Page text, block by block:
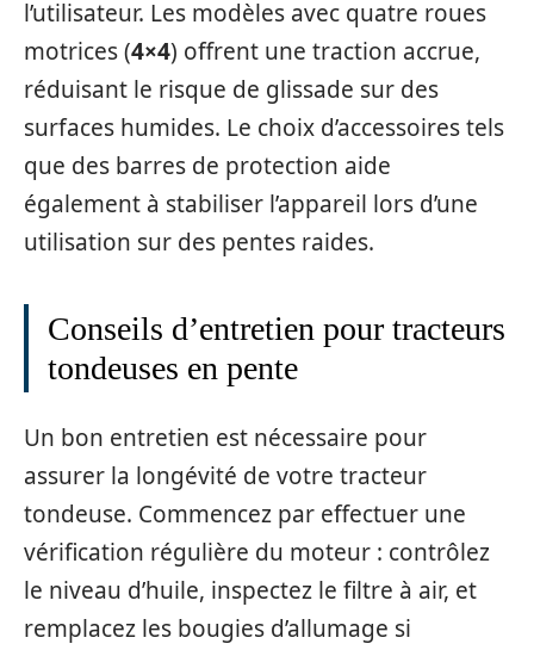
l’utilisateur. Les modèles avec quatre roues
motrices (4×4) offrent une traction accrue,
réduisant le risque de glissade sur des
surfaces humides. Le choix d’accessoires tels
que des barres de protection aide
également à stabiliser l’appareil lors d’une
utilisation sur des pentes raides.
Conseils d’entretien pour tracteurs
tondeuses en pente
Un bon entretien est nécessaire pour
assurer la longévité de votre tracteur
tondeuse. Commencez par effectuer une
vérification régulière du moteur : contrôlez
le niveau d’huile, inspectez le filtre à air, et
remplacez les bougies d’allumage si